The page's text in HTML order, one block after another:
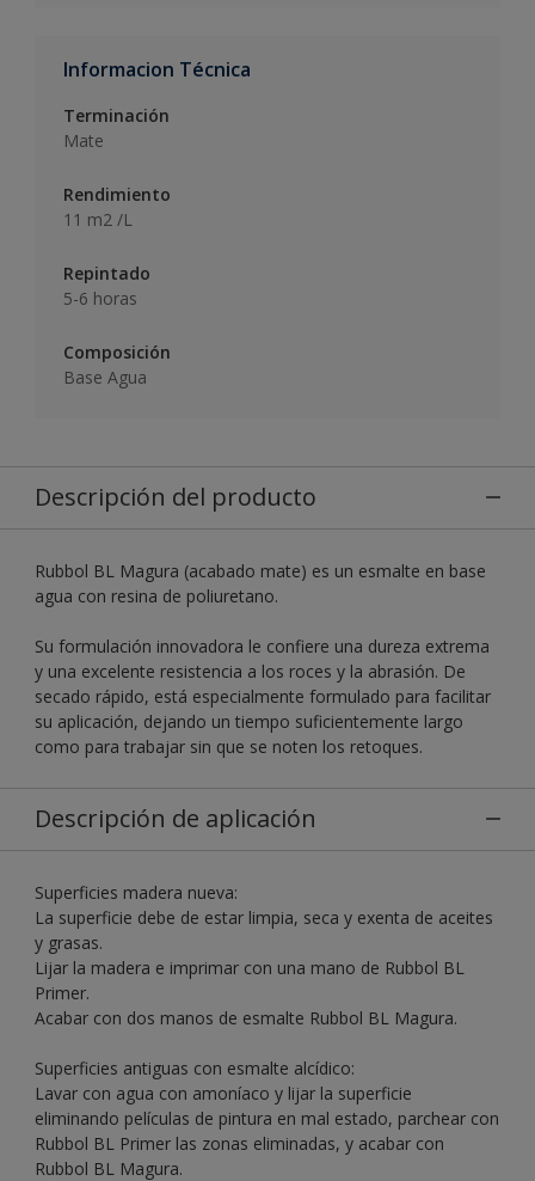
Informacion Técnica
Terminación
Mate
Rendimiento
11 m2 /L
Repintado
5-6 horas
Composición
Base Agua
Descripción del producto
Rubbol BL Magura (acabado mate) es un esmalte en base
agua con resina de poliuretano.
Su formulación innovadora le confiere una dureza extrema
y una excelente resistencia a los roces y la abrasión. De
secado rápido, está especialmente formulado para facilitar
su aplicación, dejando un tiempo suficientemente largo
como para trabajar sin que se noten los retoques.
Descripción de aplicación
Superficies madera nueva:
La superficie debe de estar limpia, seca y exenta de aceites
y grasas.
Lijar la madera e imprimar con una mano de Rubbol BL
Primer.
Acabar con dos manos de esmalte Rubbol BL Magura.
Superficies antiguas con esmalte alcídico:
Lavar con agua con amoníaco y lijar la superficie
eliminando películas de pintura en mal estado, parchear con
Rubbol BL Primer las zonas eliminadas, y acabar con
Rubbol BL Magura.